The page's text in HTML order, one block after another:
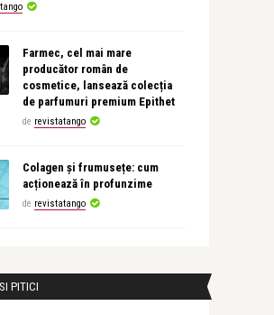
Farmec, cel mai mare
producător român de
cosmetice, lansează colecția
de parfumuri premium Epithet
de revistatango
Colagen și frumusețe: cum
acționează în profunzime
de revistatango
PITICI